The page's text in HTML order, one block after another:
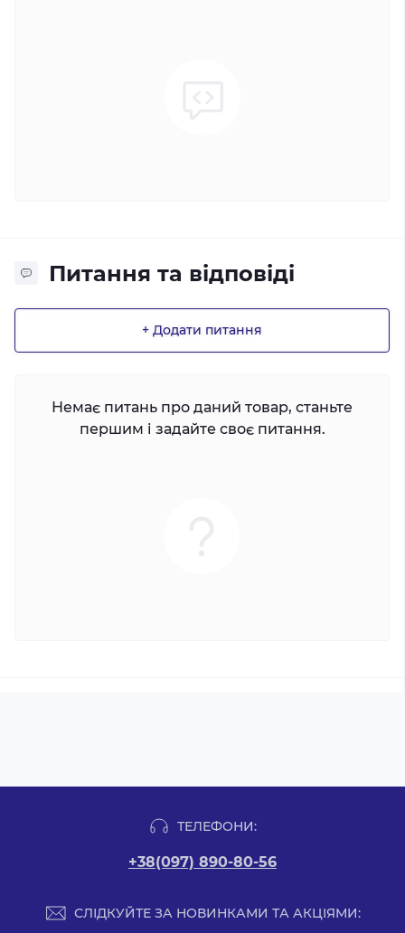
Питання та відповіді
+ Додати питання
Немає питань про даний товар, станьте
першим і задайте своє питання.
ТЕЛЕФОНИ:
+38(097) 890-80-56
СЛІДКУЙТЕ ЗА НОВИНКАМИ ТА АКЦІЯМИ: